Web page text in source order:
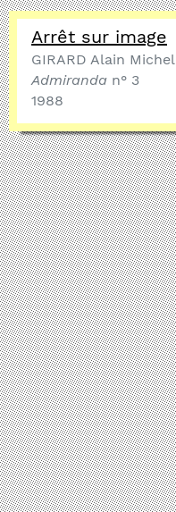
Arrêt sur image
GIRARD Alain Michel
Admiranda n° 3
1988